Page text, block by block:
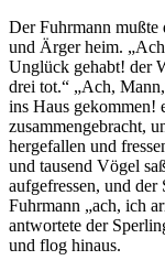
Der Fuhrmann mußte
und Ärger heim.
Unglück gehabt! der
drei tot.“ „Ach,
ins Haus gekommen!
zusammengebracht,
hergefallen und
und tausend Vögel
aufgefressen, und
Fuhrmann „ach, ich
antwortete der
und flog hinaus.